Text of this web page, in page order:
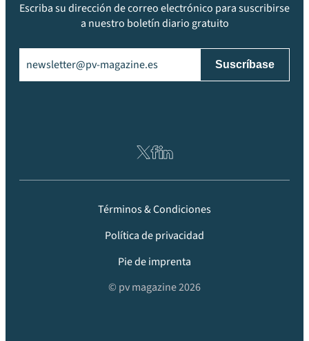
Escriba su dirección de correo electrónico para suscribirse
a nuestro boletín diario gratuito
Términos & Condiciones
Política de privacidad
Pie de imprenta
© pv magazine 2026